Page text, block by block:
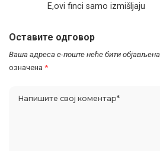
E,ovi finci samo izmišljaju
Оставите одговор
Ваша адреса е-поште неће бити објављена.
означена *